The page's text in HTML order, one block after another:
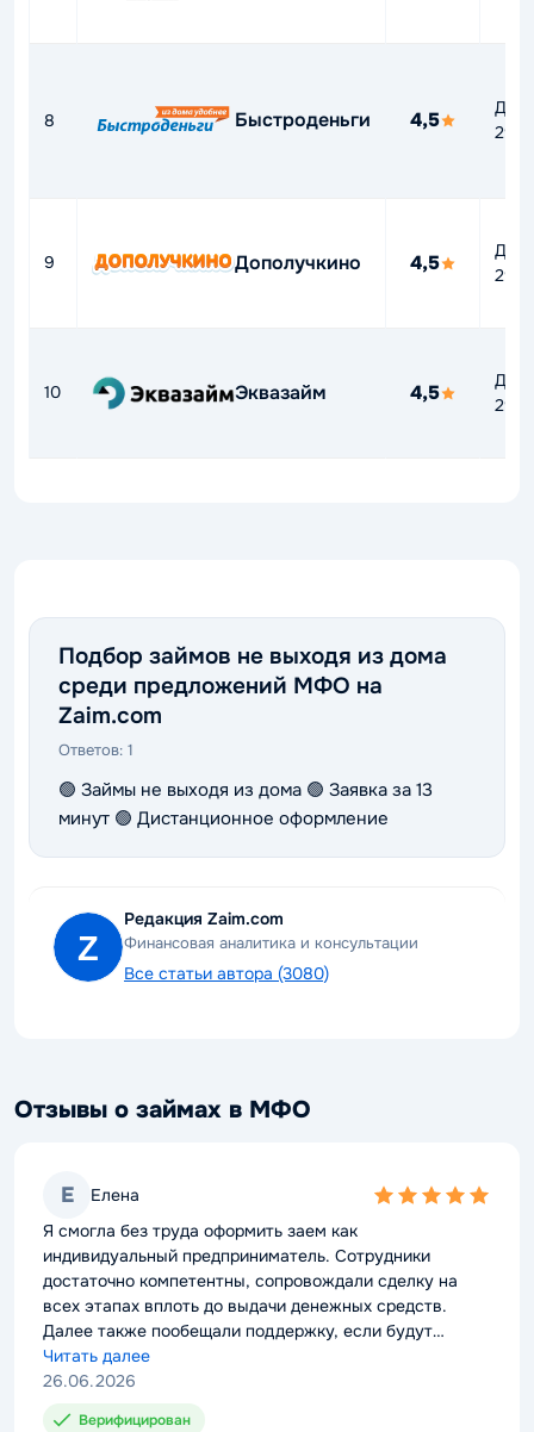
8 Быстроденьги 4,5
До
9 Дополучкино 4,5
До
10 Эквазайм 4,5
До
Подбор займов не выходя из дома
среди предложений МФО на
Zaim.com
Ответов: 1
🟢 Займы не выходя из дома 🟢 Заявка за 13
минут 🟢 Дистанционное оформление
Редакция Zaim.com
Финансовая аналитика и консультации
Все статьи автора (3080)
Отзывы о займах в МФО
Е Елена
5,0
Я смогла без труда оформить заем как
индивидуальный предприниматель. Сотрудники
достаточно компетентны, сопровождали сделку на
всех этапах вплоть до выдачи денежных средств.
Далее также пообещали поддержку, если будут
проблемы с выплатой долга. Можно смело
рекомендовать компанию к сотрудничеству.
Читать далее
26.06.2026
Верифицирован